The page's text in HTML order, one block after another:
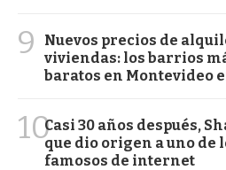
9
Nuevos precios de
viviendas: los barrios
baratos en Montevideo
10Casi 30 años después,
que dio origen a uno de
famosos de internet